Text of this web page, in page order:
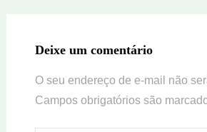
Deixe um comentário
O seu endereço de e-mail não
Campos obrigatórios são